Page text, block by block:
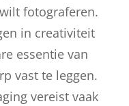
fotograferen.
in creativiteit
essentie van
vast te leggen.
vereist vaak